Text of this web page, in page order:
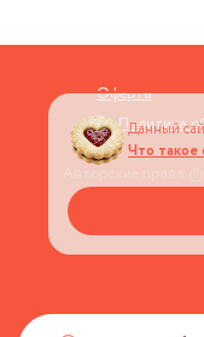
Оферта
Политика
Данный
Что такое